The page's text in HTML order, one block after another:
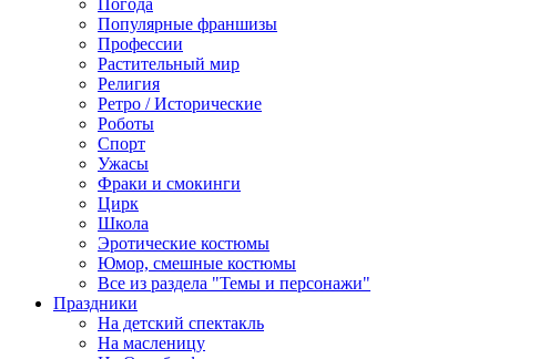
Погода
Популярные франшизы
Профессии
Растительный мир
Религия
Ретро / Исторические
Роботы
Спорт
Ужасы
Фраки и смокинги
Цирк
Школа
Эротические костюмы
Юмор, смешные костюмы
Все из раздела "Темы и персонажи"
Праздники
На детский спектакль
На масленицу